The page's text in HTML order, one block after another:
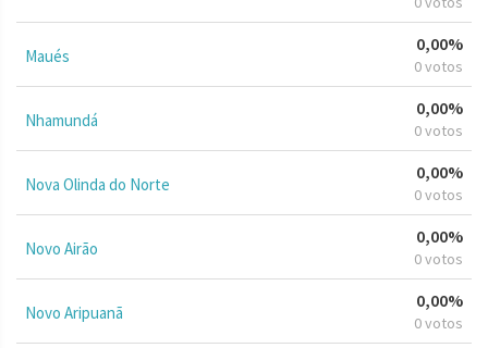
Maués
0,00%
0 votos
Nhamundá
0,00%
0 votos
Nova Olinda do Norte
0,00%
0 votos
Novo Airão
0,00%
0 votos
Novo Aripuanã
0,00%
0 votos